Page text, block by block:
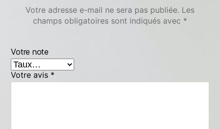
Votre adresse e-mail ne sera pas publiée. Les
champs obligatoires sont indiqués avec *
Votre note
Votre avis *